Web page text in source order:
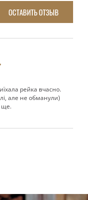
ОСТАВИТЬ ОТЗЫВ
рейка вчасно.
але не обманули)
ще.